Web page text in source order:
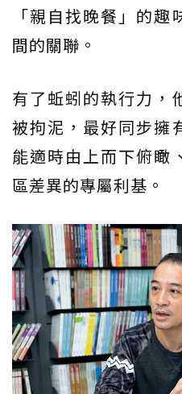
「親自找晚餐」的
間的關聯。
有了蚯蚓的執行力，
被拘泥，最好同步擁
能適時由上而下俯瞰
區差異的專屬利基。